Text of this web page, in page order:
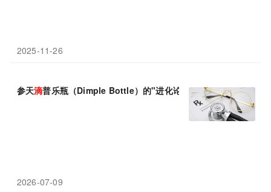
2025-11-26
参天滴普乐瓶（Dimple Bottle）的"进化论"：从患者友好到环境
2026-07-09